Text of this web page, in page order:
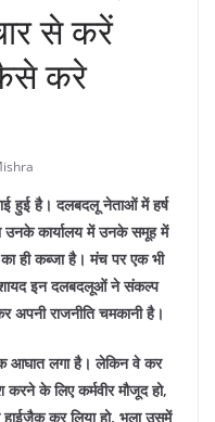
से करें
कैसे करे
हुई है। दलबदलू नेताओं में हर्ष
कार्यालय में उनके समूह में
ही कब्जा है। मंच पर एक भी
शायद इन दलबदलूओं ने संकल्प
अपनी राजनीति चमकानी है।
आघात लगा है। लेकिन वे कर
के लिए कर्मवीर मौजूद हो,
हाईजैक कर लिया हो, भला उसमें